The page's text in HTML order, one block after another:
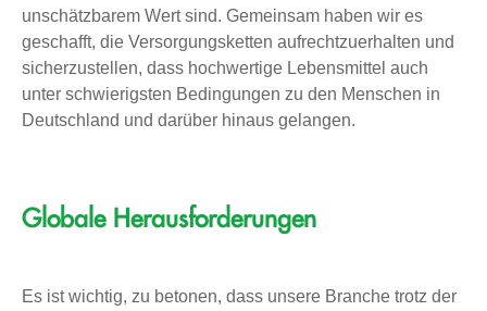
unschätzbarem Wert sind. Gemeinsam haben wir es
geschafft, die Versorgungsketten aufrechtzuerhalten und
sicherzustellen, dass hochwertige Lebensmittel auch
unter schwierigsten Bedingungen zu den Menschen in
Deutschland und darüber hinaus gelangen.
Globale Herausforderungen
Es ist wichtig, zu betonen, dass unsere Branche trotz der